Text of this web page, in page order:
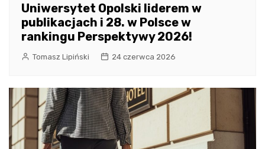
Uniwersytet Opolski liderem w
publikacjach i 28. w Polsce w
rankingu Perspektywy 2026!
Tomasz Lipiński 24 czerwca 2026